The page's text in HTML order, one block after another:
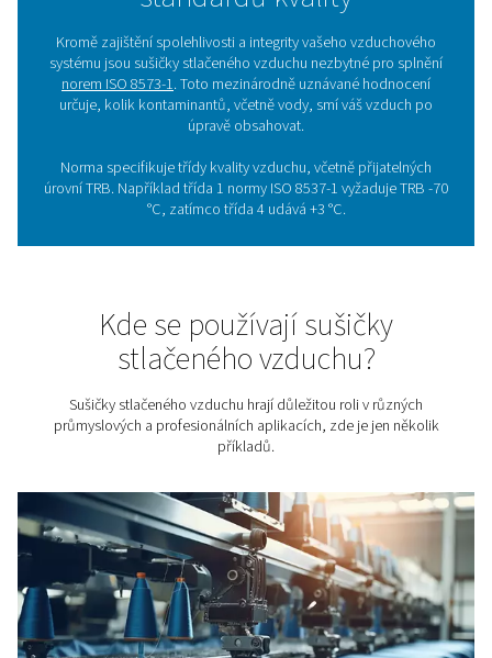
Význam sušení stlačeného
vzduchu
Vlhkost ve stlačeném vzduchu může výrazně poškodit
navazujících procesech i výsledný produkt. Výsledkem
nákladné poruchy, zmetky nebo zkrácená životnost
technologií. Řešení? Efektivní odstranění vlhkosti už na
celého procesu. Vyberte si z nabídky sušiček, které
spolehlivý provoz a chrání vaše investice.